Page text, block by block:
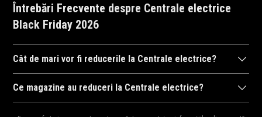
Întrebări Frecvente despre Centrale electrice
Black Friday 2026
Cât de mari vor fi reducerile la Centrale electrice?
După cum ne-am obișnuit în anii trecuți,
magazinelese întrec în
pot ajunge și la 95% și cu siguranță vor fi cele mai mari reduceri
Ce magazine au reduceri la Centrale electrice?